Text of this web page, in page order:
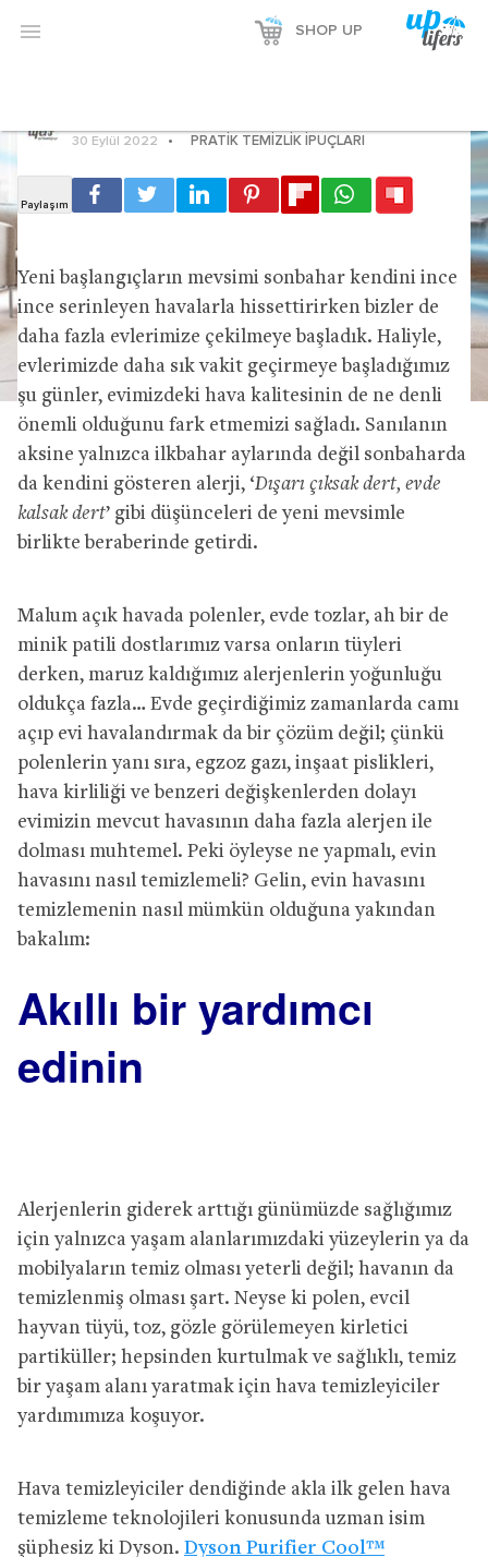
 SHOP UP
kontrol etmenin ve temiz tutmanın
30 Eylül 2022 PRATIK TEMIZLIK İPUÇLARI
Yeni başlangıçların mevsimi sonbahar kendini ince
ince serinleyen havalarla hissettirirken bizler de
daha fazla evlerimize çekilmeye başladık. Haliyle,
evlerimizde daha sık vakit geçirmeye başladığımız
şu günler, evimizdeki hava kalitesinin de ne denli
önemli olduğunu fark etmemizi sağladı. Sanılanın
aksine yalnızca ilkbahar aylarında değil sonbaharda
da kendini gösteren alerji, ‘Dışarı çıksak dert, evde
kalsak dert’ gibi düşünceleri de yeni mevsimle
birlikte beraberinde getirdi.
Malum açık havada polenler, evde tozlar, ah bir de
minik patili dostlarımız varsa onların tüyleri
derken, maruz kaldığımız alerjenlerin yoğunluğu
oldukça fazla… Evde geçirdiğimiz zamanlarda camı
açıp evi havalandırmak da bir çözüm değil; çünkü
polenlerin yanı sıra, egzoz gazı, inşaat pislikleri,
hava kirliliği ve benzeri değişkenlerden dolayı
evimizin mevcut havasının daha fazla alerjen ile
dolması muhtemel. Peki öyleyse ne yapmalı, evin
havasını nasıl temizlemeli? Gelin, evin havasını
temizlemenin nasıl mümkün olduğuna yakından
bakalım:
Akıllı bir yardımcı
edinin
Alerjenlerin giderek arttığı günümüzde sağlığımız
için yalnızca yaşam alanlarımızdaki yüzeylerin ya da
mobilyaların temiz olması yeterli değil; havanın da
temizlenmiş olması şart. Neyse ki polen, evcil
hayvan tüyü, toz, gözle görülemeyen kirletici
partiküller; hepsinden kurtulmak ve sağlıklı, temiz
bir yaşam alanı yaratmak için hava temizleyiciler
yardımımıza koşuyor.
Hava temizleyiciler dendiğinde akla ilk gelen hava
temizleme teknolojileri konusunda uzman isim
şüphesiz ki Dyson. Dyson Purifier Cool™